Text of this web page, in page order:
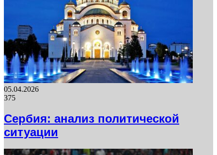
05.04.2026
375
Сербия: анализ политической
ситуации